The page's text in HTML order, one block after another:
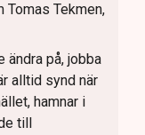
Tomas Tekmen,
ändra på, jobba
alltid synd när
hamnar i
till